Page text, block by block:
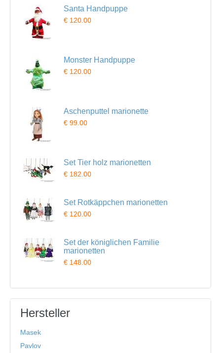
Santa Handpuppe
€ 120.00
Monster Handpuppe
€ 120.00
Aschenputtel marionette
€ 99.00
Set Tier holz marionetten
€ 182.00
Set Rotkäppchen marionetten
€ 120.00
Set der königlichen Familie
marionetten
€ 148.00
Hersteller
Masek
Pavlov